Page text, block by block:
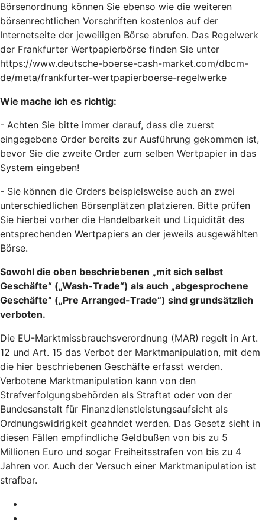
Börsenordnung können Sie ebenso wie die weiteren
börsenrechtlichen Vorschriften kostenlos auf der
Internetseite der jeweiligen Börse abrufen. Das Regelwerk
der Frankfurter Wertpapierbörse finden Sie unter
https://www.deutsche-boerse-cash-market.com/dbcm-
de/meta/frankfurter-wertpapierboerse-regelwerke
Wie mache ich es richtig:
- Achten Sie bitte immer darauf, dass die zuerst
eingegebene Order bereits zur Ausführung gekommen ist,
bevor Sie die zweite Order zum selben Wertpapier in das
System eingeben!
- Sie können die Orders beispielsweise auch an zwei
unterschiedlichen Börsenplätzen platzieren. Bitte prüfen
Sie hierbei vorher die Handelbarkeit und Liquidität des
entsprechenden Wertpapiers an der jeweils ausgewählten
Börse.
Sowohl die oben beschriebenen „mit sich selbst
Geschäfte“ („Wash-Trade“) als auch „abgesprochene
Geschäfte“ („Pre Arranged-Trade“) sind grundsätzlich
verboten.
Die EU-Marktmissbrauchsverordnung (MAR) regelt in Art.
12 und Art. 15 das Verbot der Marktmanipulation, mit dem
die hier beschriebenen Geschäfte erfasst werden.
Verbotene Marktmanipulation kann von den
Strafverfolgungsbehörden als Straftat oder von der
Bundesanstalt für Finanzdienstleistungsaufsicht als
Ordnungswidrigkeit geahndet werden. Das Gesetz sieht in
diesen Fällen empfindliche Geldbußen von bis zu 5
Millionen Euro und sogar Freiheitsstrafen von bis zu 4
Jahren vor. Auch der Versuch einer Marktmanipulation ist
strafbar.